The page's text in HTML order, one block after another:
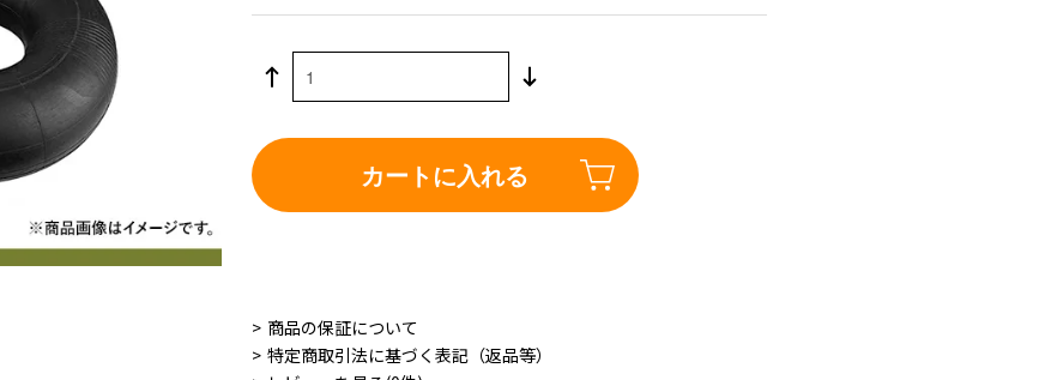
カートに入れる
商品の保証について
特定商取引法に基づく表記（返品等）